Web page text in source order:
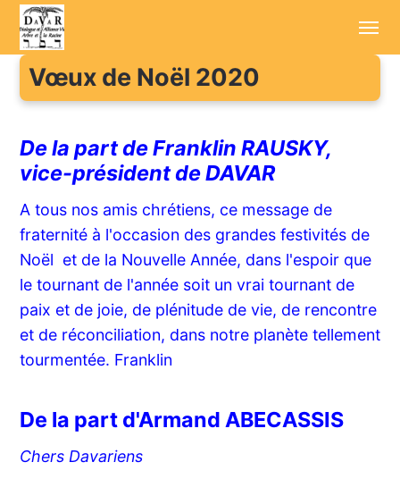
Vœux de Noël 2020
De la part de Franklin RAUSKY,
vice-président de DAVAR
A tous nos amis chrétiens, ce message de
fraternité à l'occasion des grandes festivités de
Noël et de la Nouvelle Année, dans l'espoir que
le tournant de l'année soit un vrai tournant de
paix et de joie, de plénitude de vie, de rencontre
et de réconciliation, dans notre planète tellement
tourmentée. Franklin
De la part d'Armand ABECASSIS
Chers Davariens
Annonces
Sessions d'été
Conférenciers
Enregistrements
Aller plus loin
Cotisation / Don